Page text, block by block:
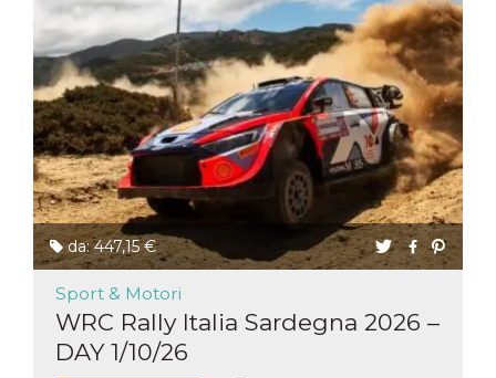
da: 447,15 €
Sport & Motori
WRC Rally Italia Sardegna 2026 –
DAY 1/10/26